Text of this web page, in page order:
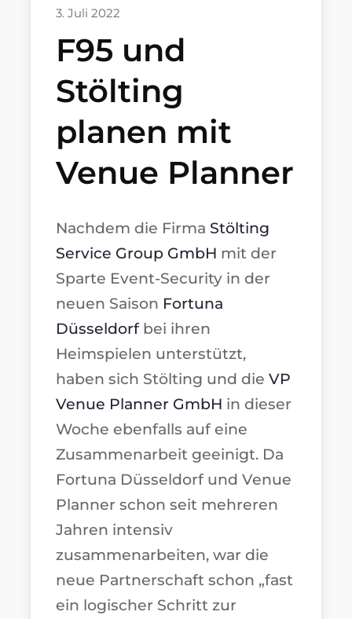
3. Juli 2022
F95 und
Stölting
planen mit
Venue Planner
Nachdem die Firma Stölting
Service Group GmbH mit der
Sparte Event-Security in der
neuen Saison Fortuna
Düsseldorfbei ihren
Heimspielen unterstützt,
haben sich Stölting und dieVP
Venue Planner GmbH in dieser
Woche ebenfalls auf eine
Zusammenarbeit geeinigt. Da
Fortuna Düsseldorf und Venue
Planner schon seit mehreren
Jahren intensiv
zusammenarbeiten, war die
neue Partnerschaft schon „fast
ein logischer Schritt zur